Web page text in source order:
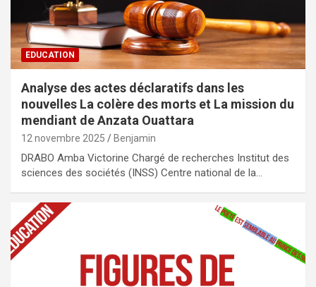
EDUCATION
Analyse des actes déclaratifs dans les
nouvelles La colère des morts et La mission du
mendiant de Anzata Ouattara
12 novembre 2025 Benjamin
DRABO Amba Victorine Chargé de recherches Institut des
sciences des sociétés (INSS) Centre national de la…